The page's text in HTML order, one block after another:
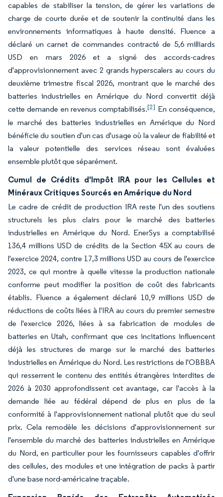
capables de stabiliser la tension, de gérer les variations de
charge de courte durée et de soutenir la continuité dans les
environnements informatiques à haute densité. Fluence a
déclaré un carnet de commandes contracté de 5,6 milliards
USD en mars 2026 et a signé des accords-cadres
d'approvisionnement avec 2 grands hyperscalers au cours du
deuxième trimestre fiscal 2026, montrant que le marché des
batteries industrielles en Amérique du Nord convertit déjà
cette demande en revenus comptabilisés.[2] En conséquence,
le marché des batteries industrielles en Amérique du Nord
bénéficie du soutien d'un cas d'usage où la valeur de fiabilité et
la valeur potentielle des services réseau sont évaluées
ensemble plutôt que séparément.
Cumul de Crédits d'Impôt IRA pour les Cellules et
Minéraux Critiques Sourcés en Amérique du Nord
Le cadre de crédit de production IRA reste l'un des soutiens
structurels les plus clairs pour le marché des batteries
industrielles en Amérique du Nord. EnerSys a comptabilisé
136,4 millions USD de crédits de la Section 45X au cours de
l'exercice 2024, contre 17,3 millions USD au cours de l'exercice
2023, ce qui montre à quelle vitesse la production nationale
conforme peut modifier la position de coût des fabricants
établis. Fluence a également déclaré 10,9 millions USD de
réductions de coûts liées à l'IRA au cours du premier semestre
de l'exercice 2026, liées à sa fabrication de modules de
batteries en Utah, confirmant que ces incitations influencent
déjà les structures de marge sur le marché des batteries
industrielles en Amérique du Nord. Les restrictions de l'OBBBA
qui resserrent le contenu des entités étrangères interdites de
2026 à 2030 approfondissent cet avantage, car l'accès à la
demande liée au fédéral dépend de plus en plus de la
conformité à l'approvisionnement national plutôt que du seul
prix. Cela remodèle les décisions d'approvisionnement sur
l'ensemble du marché des batteries industrielles en Amérique
du Nord, en particulier pour les fournisseurs capables d'offrir
des cellules, des modules et une intégration de packs à partir
d'une base nord-américaine traçable.